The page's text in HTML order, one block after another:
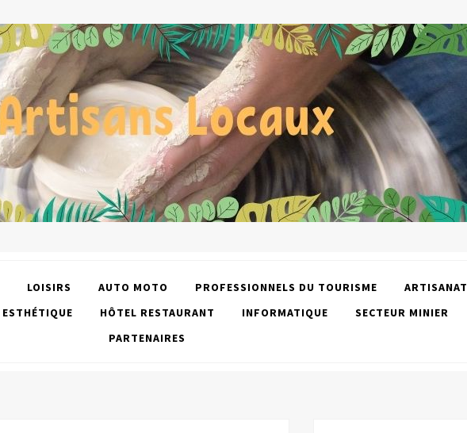
LOISIRS AUTO MOTO PROFESSIONNELS DU TOURISME ARTISANAT
ESTHÉTIQUE HÔTEL RESTAURANT INFORMATIQUE SECTEUR MINIER
PARTENAIRES